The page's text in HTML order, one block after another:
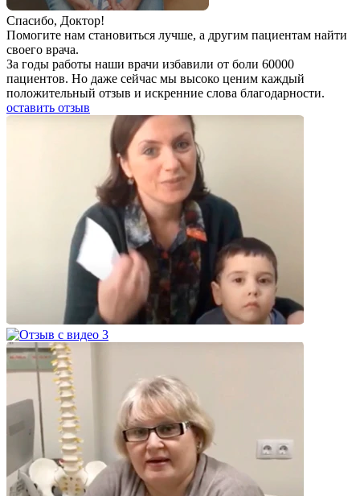
Спаcибо, Доктор!
Помогите нам становиться лучше, а другим пациентам найти
своего врача.
За годы работы наши врачи избавили от боли 60000
пациентов. Но даже сейчас мы высоко ценим каждый
положительный отзыв и искренние слова благодарности.
оставить отзыв